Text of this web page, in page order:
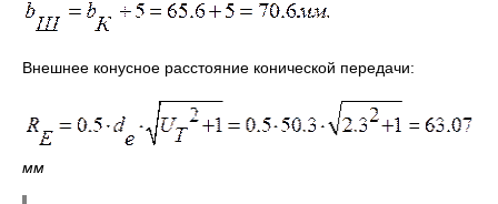
Внешнее конусное расстояние конической передачи:
мм